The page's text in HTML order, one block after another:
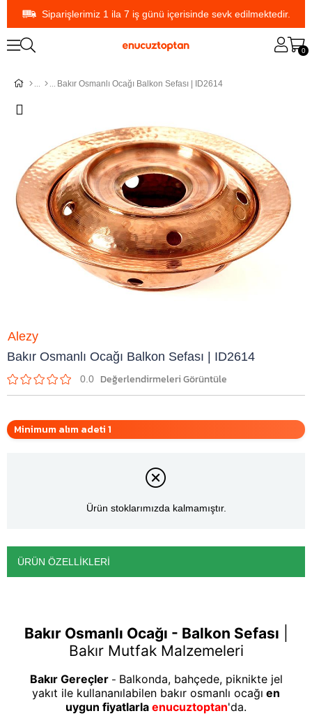
Siparişlerimiz 1 ila 7 iş günü içerisinde sevk edilmektedir.
0
Bakır Osmanlı Ocağı Balkon Sefası | ID2614
Bakır Osmanlı Ocağı Balkon Sefası | ID2614
0.0
Alezy
Minimum alım adeti 1
Ürün stoklarımızda kalmamıştır.
ÜRÜN ÖZELLIKLERI
Bakır Osmanlı Ocağı - Balkon Sefası
Bakır Mutfak Malzemeleri
Bakır Gereçler - Balkonda, bahçede, piknikte jel
yakıt ile kullananılabilen bakır osmanlı ocağı en
uygun fiyatlarla enucuztoptan'da.